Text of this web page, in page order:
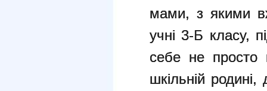
мами, з якими
учні 3-Б класу,
себе не просто
шкільній